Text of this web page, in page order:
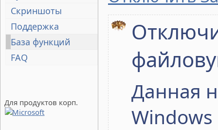
Скриншоты
Поддержка
База функций
FAQ
Для продуктов корп.
Данная
Windows